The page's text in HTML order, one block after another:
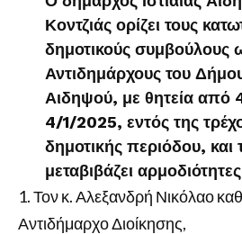
Κοντζιάς ορίζει τους
δημοτικούς συμβούλους
Αντιδημάρχους του Δήμου
Αιδηψού, με θητεία από
4/1/2025, εντός της
δημοτικής περιόδου, και
μεταβιβάζει
Τον κ. Αλεξανδρή Νικόλαο
Αντιδήμαρχο Διοίκησης,